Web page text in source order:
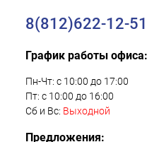
8(812)622-12-51
График работы офиса:
Пн-Чт: с 10:00 до 17:00
Пт: с 10:00 до 16:00
Сб и Вс: Выходной
Предложения: